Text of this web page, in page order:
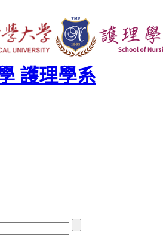
護理學系